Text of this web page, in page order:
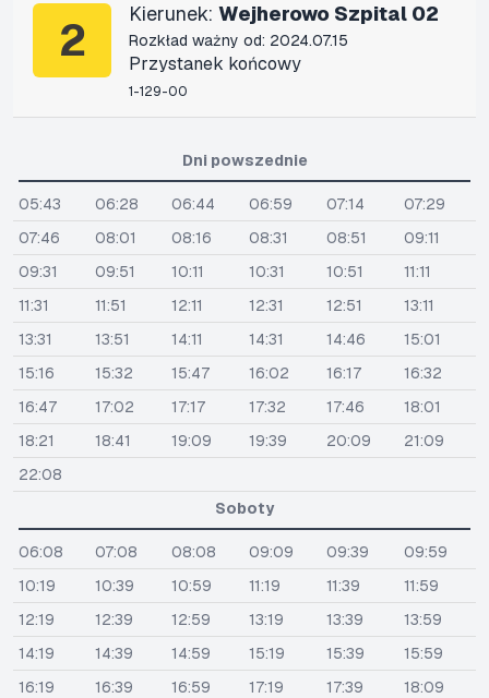
2 Kierunek: Wejherowo Szpital 02
Rozkład ważny od: 2024.07.15
Przystanek końcowy
1-129-00
Dni powszednie
05:43 06:28 06:44 06:59 07:14
07:29
07:46
08:01 08:16 08:31 08:51
09:11
09:31
09:51 10:11 10:31 10:51
11:11
11:31
11:51 12:11 12:31 12:51
13:11
13:31
13:51 14:11 14:31 14:46
15:01
15:16
15:32 15:47 16:02 16:17
16:32
16:47
17:02 17:17 17:32 17:46
18:01
18:21
18:41 19:09 19:39 20:09
21:09
22:08
Soboty
06:08 07:08 08:08 09:09 09:39
09:59
10:19
10:39 10:59 11:19 11:39
11:59
12:19
12:39 12:59 13:19 13:39
13:59
14:19
14:39 14:59 15:19 15:39
15:59
16:19
16:39 16:59 17:19 17:39
18:09